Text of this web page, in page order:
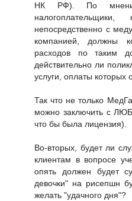
НК РФ). По мнению
непосредственно с
компанией, должны
расходов по таким
действительно ли
услуги, оплаты которых
Так что не только
можно заключить с
что бы была лицензия).
Во-вторых, будет ли
клиентам в вопросе
опять должен будет
девочки" на рисепшн
желать "удачного дня"?